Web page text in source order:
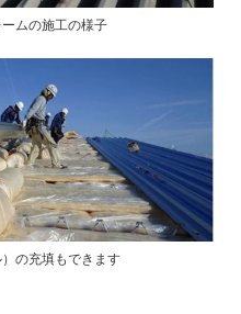
ムの施工の様子
の充填もできます